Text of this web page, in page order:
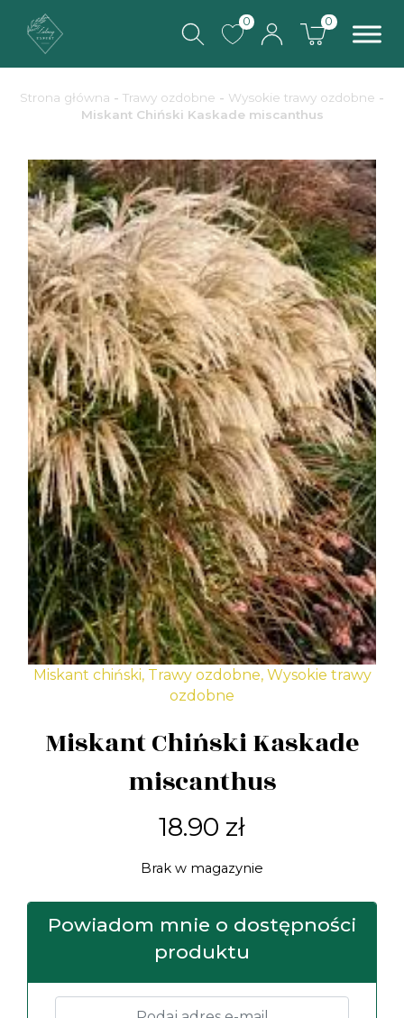
0 0
Strona główna - Trawy ozdobne - Wysokie trawy ozdobne -
Miskant Chiński Kaskade miscanthus
Miskant chiński, Trawy ozdobne, Wysokie trawy
ozdobne
Miskant Chiński Kaskade
miscanthus
18.90 zł
Brak w magazynie
Powiadom mnie o dostępności
produktu